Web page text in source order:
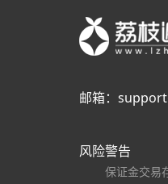
邮箱：
风险警告
保证金交易